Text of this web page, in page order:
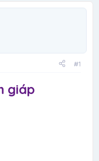
#1
giáp